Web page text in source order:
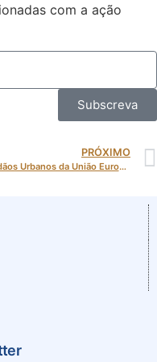
com a ação
Subscreva
PRÓXIMO
Cidadãos Urbanos da União Europeia apontam prioridades: Habitação, Serviços e Mobilidade